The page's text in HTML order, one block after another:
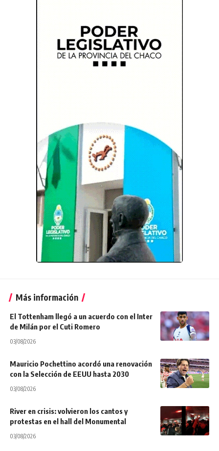
Más información
El Tottenham llegó a un acuerdo con el Inter
de Milán por el Cuti Romero
03/08/2026
Mauricio Pochettino acordó una renovación
con la Selección de EEUU hasta 2030
03/08/2026
River en crisis: volvieron los cantos y
protestas en el hall del Monumental
03/08/2026